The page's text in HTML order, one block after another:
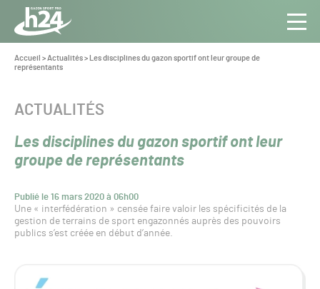
Panneau de gestion des cookies
Aller au contenu
Toute
l’info
du Gazon
Vous
êtes
Accueil >Actualités>
Les disciplines du gazon sportif ont leur groupe de
représentants
Les disciplines du gazon sportif ont leur
groupe de représentants
Publié le 16 mars 2020 à 06h00
CATÉGORIE :
ACTUALITÉS
Une « interfédération » censée faire valoir les spécificités de la
gestion de terrains de sport engazonnés auprès des pouvoirs
publics s’est créée en début d’année.